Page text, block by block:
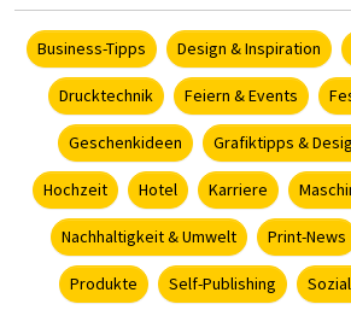
Business-Tipps Design & Inspiration
Drucktechnik Feiern & Events
Geschenkideen Grafiktipps &
Hochzeit Hotel Karriere
Nachhaltigkeit & Umwelt Print-News
Produkte Self-Publishing